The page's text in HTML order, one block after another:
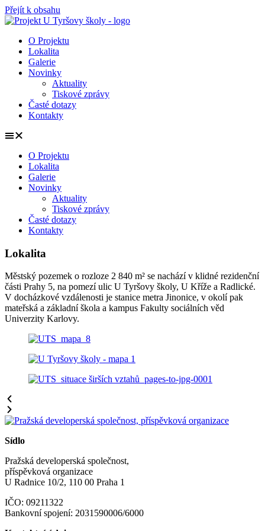
Přejít k obsahu
O Projektu
Lokalita
Galerie
Novinky
Aktuality
Tiskové zprávy
Časté dotazy
Kontakty
O Projektu
Lokalita
Galerie
Novinky
Aktuality
Tiskové zprávy
Časté dotazy
Kontakty
Lokalita
Městský pozemek o rozloze 2 840 m² se nachází v klidné rezidenční
části Prahy 5, na pomezí ulic U Tyršovy školy, U Kříže a Radlické.
V docházkové vzdálenosti je stanice metra Jinonice, v okolí pak
mateřská a základní škola a kampus Fakulty sociálních věd
Univerzity Karlovy.
Sídlo
Pražská developerská společnost,
příspěvková organizace
U Radnice 10/2, 110 00 Praha 1
IČO: 09211322
Bankovní spojení: 2031590006/6000